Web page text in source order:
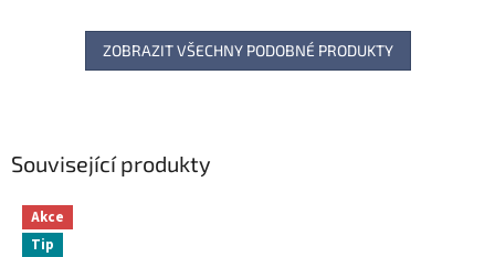
Související produkty
Akce
Tip
ZOBRAZIT VŠECHNY PODOBNÉ PRODUKTY